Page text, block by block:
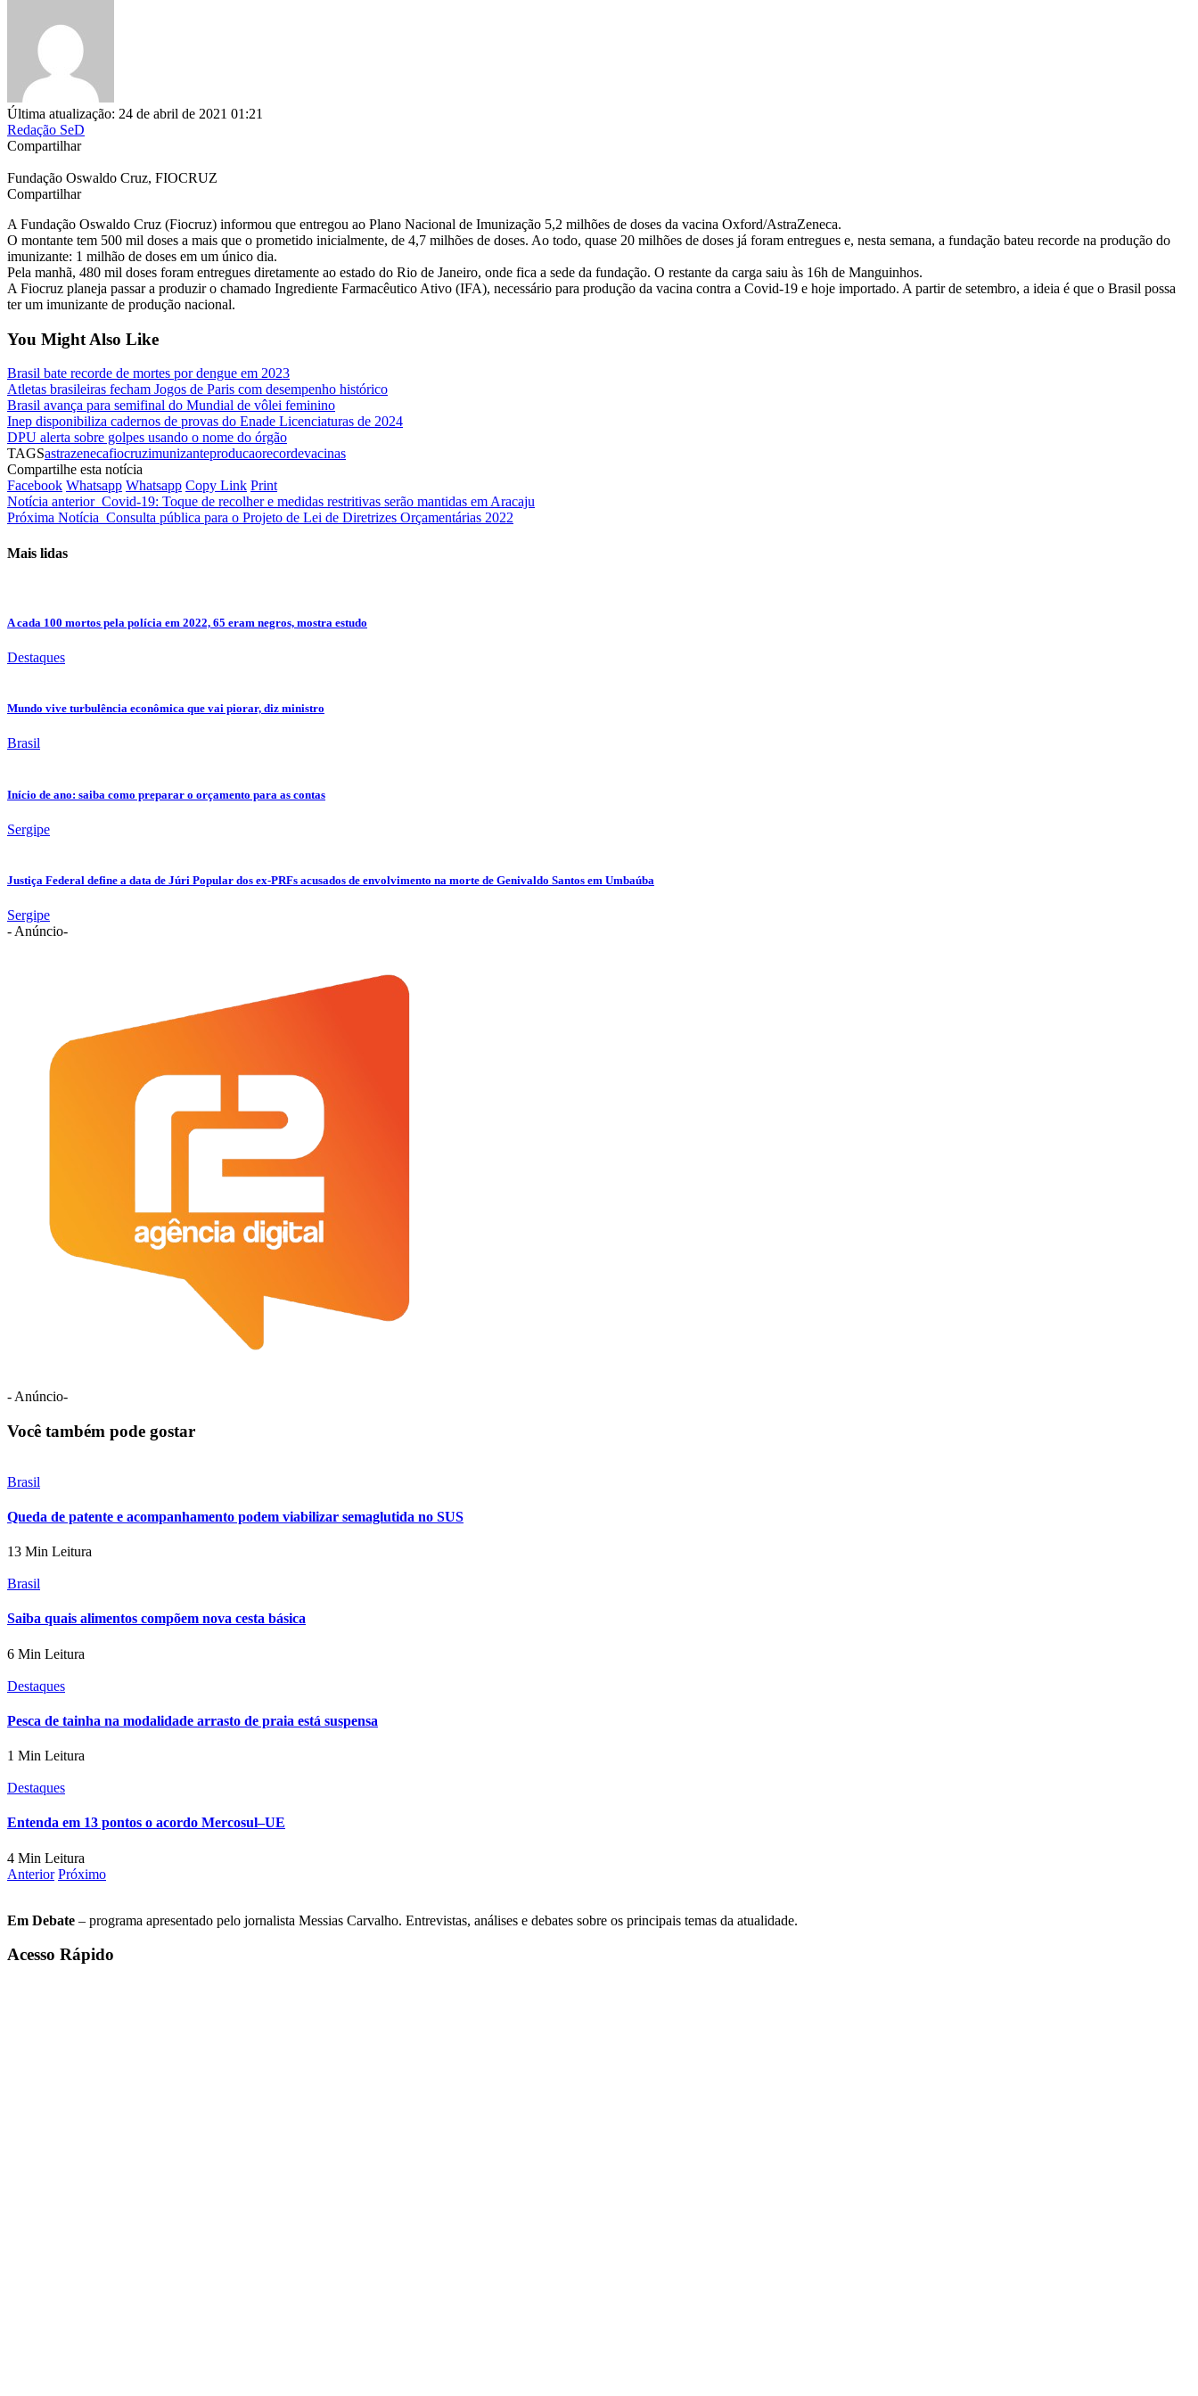
Última atualização: 24 de abril de 2021 01:21
Redação SeD
Compartilhar
Fundação Oswaldo Cruz, FIOCRUZ
Compartilhar
A Fundação Oswaldo Cruz (Fiocruz) informou que entregou ao Plano Nacional de Imunização 5,2 milhões de doses da vacina Oxford/AstraZeneca.
O montante tem 500 mil doses a mais que o prometido inicialmente, de 4,7 milhões de doses. Ao todo, quase 20 milhões de doses já foram entregues e, nesta semana, a fundação bateu recorde na produção do
imunizante: 1 milhão de doses em um único dia.
Pela manhã, 480 mil doses foram entregues diretamente ao estado do Rio de Janeiro, onde fica a sede da fundação. O restante da carga saiu às 16h de Manguinhos.
A Fiocruz planeja passar a produzir o chamado Ingrediente Farmacêutico Ativo (IFA), necessário para produção da vacina contra a Covid-19 e hoje importado. A partir de setembro, a ideia é que o Brasil possa
ter um imunizante de produção nacional.
You Might Also Like
Brasil bate recorde de mortes por dengue em 2023
Atletas brasileiras fecham Jogos de Paris com desempenho histórico
Brasil avança para semifinal do Mundial de vôlei feminino
Inep disponibiliza cadernos de provas do Enade Licenciaturas de 2024
DPU alerta sobre golpes usando o nome do órgão
TAGSastrazenecafiocruzimunizanteproducaorecordevacinas
Compartilhe esta notícia
Facebook Whatsapp Whatsapp Copy Link Print
Notícia anterior Covid-19: Toque de recolher e medidas restritivas serão mantidas em Aracaju
Próxima Notícia Consulta pública para o Projeto de Lei de Diretrizes Orçamentárias 2022
Mais lidas
A cada 100 mortos pela polícia em 2022, 65 eram negros, mostra estudo
Destaques
Mundo vive turbulência econômica que vai piorar, diz ministro
Brasil
Início de ano: saiba como preparar o orçamento para as contas
Sergipe
Justiça Federal define a data de Júri Popular dos ex-PRFs acusados de envolvimento na morte de Genivaldo Santos em Umbaúba
Sergipe
- Anúncio-
- Anúncio-
Você também pode gostar
Brasil
Queda de patente e acompanhamento podem viabilizar semaglutida no SUS
13 Min Leitura
Brasil
Saiba quais alimentos compõem nova cesta básica
6 Min Leitura
Destaques
Pesca de tainha na modalidade arrasto de praia está suspensa
1 Min Leitura
Destaques
Entenda em 13 pontos o acordo Mercosul–UE
4 Min Leitura
Anterior Próximo
Em Debate – programa apresentado pelo jornalista Messias Carvalho. Entrevistas, análises e debates sobre os principais temas da atualidade.
Acesso Rápido